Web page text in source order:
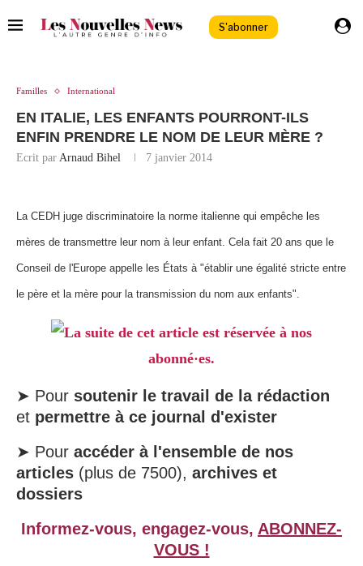
S'abonner
Familles International
EN ITALIE, LES ENFANTS POURRONT-ILS
ENFIN PRENDRE LE NOM DE LEUR MÈRE ?
Ecrit par Arnaud Bihel 7 janvier 2014
La CEDH juge discriminatoire la norme italienne qui empêche les
mères de transmettre leur nom à leur enfant. Cela fait 20 ans que le
Conseil de l'Europe appelle les États à "établir une égalité stricte entre
le père et la mère pour la transmission du nom aux enfants".
La suite de cet article est réservée à nos
abonné·es.
➤ Pour soutenir le travail de la rédaction
et permettre à ce journal d'exister
➤ Pour accéder à l'ensemble de nos
articles (plus de 7500), archives et
dossiers
Informez-vous, engagez-vous, ABONNEZ-
VOUS !